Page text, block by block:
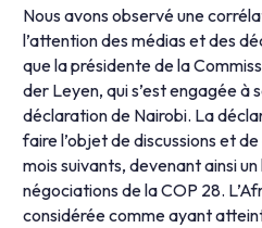
Nous avons observé une
l’attention des médias et des
que la présidente de la
der Leyen, qui s’est engagée à
déclaration de Nairobi. La
faire l’objet de discussions et
mois suivants, devenant ainsi
négociations de la COP 28.
considérée comme ayant